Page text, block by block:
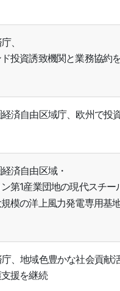
、
投資誘致機関と業務協約
済自由区域庁、欧州で投
済自由区域・
第1産業団地の現代スチー
模の洋上風力発電専用基
、地域色豊かな社会貢献
援を継続